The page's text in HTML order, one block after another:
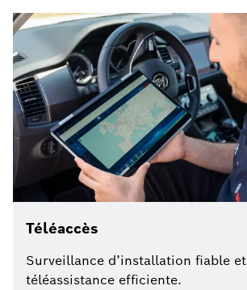
Téléaccès
Surveillance d’installation fiable et
téléassistance efficiente.